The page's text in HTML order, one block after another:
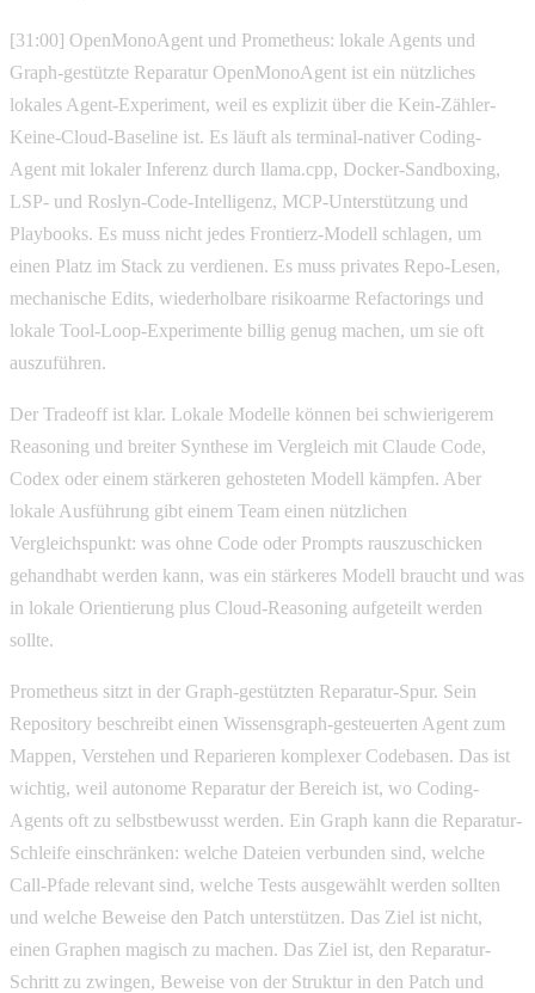
[31:00] OpenMonoAgent und Prometheus: lokale Agents und
Graph-gestützte Reparatur OpenMonoAgent ist ein nützliches
lokales Agent-Experiment, weil es explizit über die Kein-Zähler-
Keine-Cloud-Baseline ist. Es läuft als terminal-nativer Coding-
Agent mit lokaler Inferenz durch llama.cpp, Docker-Sandboxing,
LSP- und Roslyn-Code-Intelligenz, MCP-Unterstützung und
Playbooks. Es muss nicht jedes Frontierz-Modell schlagen, um
einen Platz im Stack zu verdienen. Es muss privates Repo-Lesen,
mechanische Edits, wiederholbare risikoarme Refactorings und
lokale Tool-Loop-Experimente billig genug machen, um sie oft
auszuführen.
Der Tradeoff ist klar. Lokale Modelle können bei schwierigerem
Reasoning und breiter Synthese im Vergleich mit Claude Code,
Codex oder einem stärkeren gehosteten Modell kämpfen. Aber
lokale Ausführung gibt einem Team einen nützlichen
Vergleichspunkt: was ohne Code oder Prompts rauszuschicken
gehandhabt werden kann, was ein stärkeres Modell braucht und was
in lokale Orientierung plus Cloud-Reasoning aufgeteilt werden
sollte.
Prometheus sitzt in der Graph-gestützten Reparatur-Spur. Sein
Repository beschreibt einen Wissensgraph-gesteuerten Agent zum
Mappen, Verstehen und Reparieren komplexer Codebasen. Das ist
wichtig, weil autonome Reparatur der Bereich ist, wo Coding-
Agents oft zu selbstbewusst werden. Ein Graph kann die Reparatur-
Schleife einschränken: welche Dateien verbunden sind, welche
Call-Pfade relevant sind, welche Tests ausgewählt werden sollten
und welche Beweise den Patch unterstützen. Das Ziel ist nicht,
einen Graphen magisch zu machen. Das Ziel ist, den Reparatur-
Schritt zu zwingen, Beweise von der Struktur in den Patch und